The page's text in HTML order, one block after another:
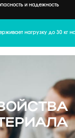
и надежность
нагрузку до 30 кг